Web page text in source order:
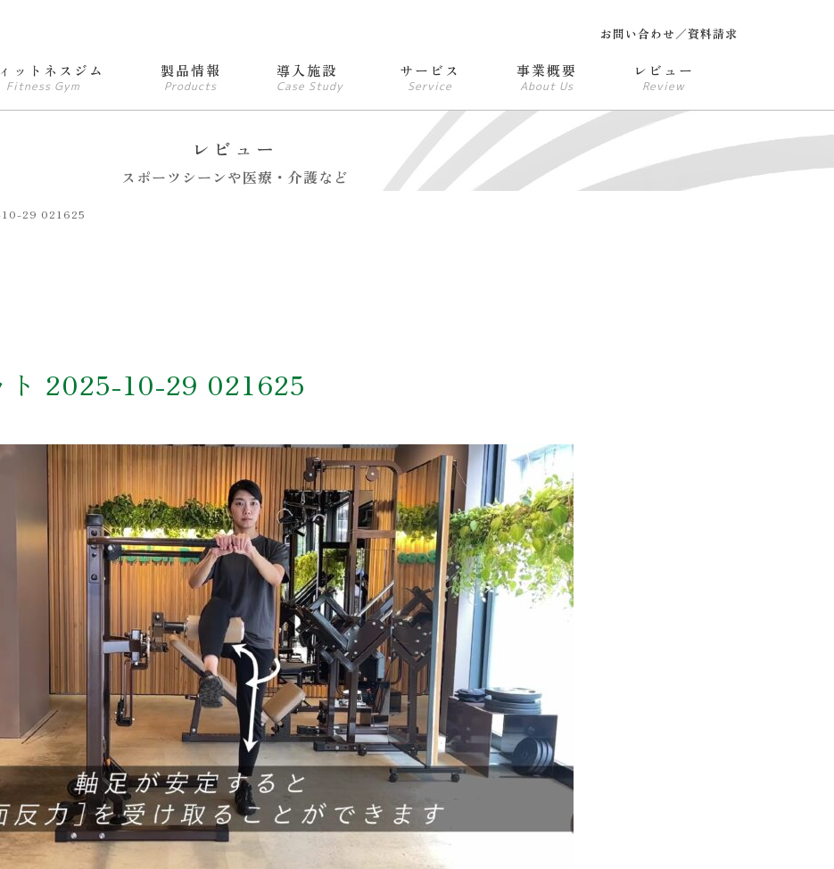
お問い合わせ／資料請求
ットネスジム
Fitness Gym
製品情報
Products
導入施設
Case Study
サービス
Service
事業概要
About Us
レビュー
Review
レビュー
スポーツシーンや医療・介護など
10-29 021625
ト 2025-10-29 021625